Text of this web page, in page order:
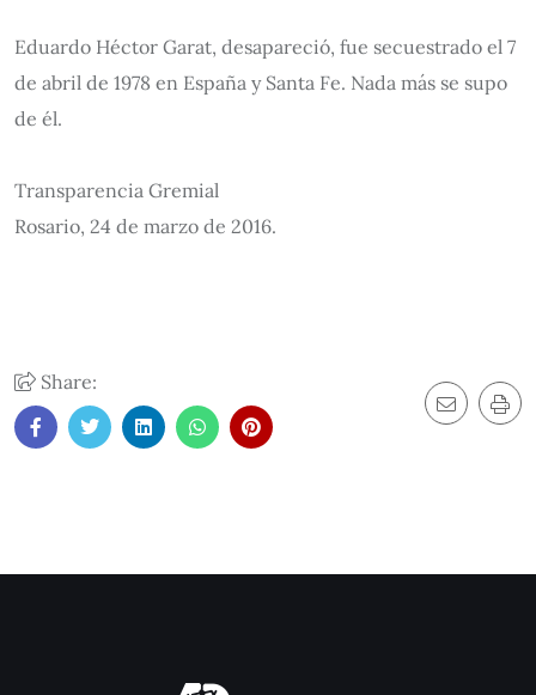
Eduardo Héctor Garat, desapareció, fue secuestrado el 7
de abril de 1978 en España y Santa Fe. Nada más se supo
de él.
Transparencia Gremial
Rosario, 24 de marzo de 2016.
Share: